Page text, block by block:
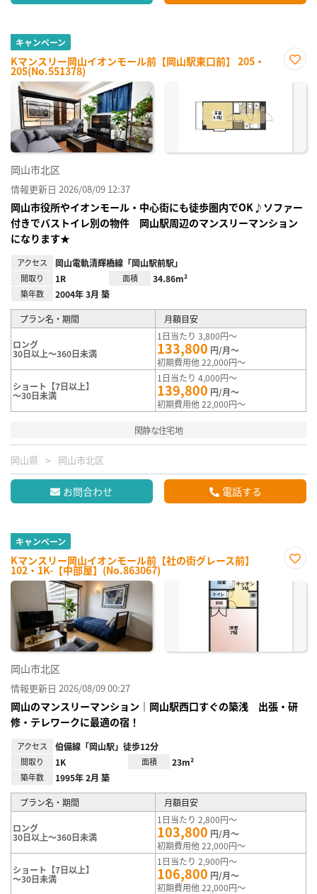
キャンペーン
Kマンスリー岡山イオンモール前【岡山駅東口前】 205・
205(No.551378)
に入
岡山市北区
情報更新日 2026/08/09 12:37
岡山市役所やイオンモール・中心街にも徒歩圏内でOK♪ソファー
付きでバストイレ別の物件 岡山駅周辺のマンスリーマンション
になります★
アクセス 岡山電軌清輝橋線「岡山駅前駅」
間取り 1R 面積 34.86m²
築年数 2004年 3月 築
プラン名・期間 月額目安
ロング
30日以上～360日未満
1日当たり 3,800円～
133,800 円/月～
初期費用他 22,000円～
ショート【7日以上】
～30日未満
1日当たり 4,000円～
139,800 円/月～
初期費用他 22,000円～
閑静な住宅地
岡山県 岡山市北区
お問合わせ 電話する
キャンペーン
Kマンスリー岡山イオンモール前【社の街グレース前】
102・1K-【中部屋】(No.863067)
に入
岡山市北区
情報更新日 2026/08/09 00:27
岡山のマンスリーマンション｜岡山駅西口すぐの築浅 出張・研
修・テレワークに最適の宿！
アクセス 伯備線「岡山駅」徒歩12分
間取り 1K 面積 23m²
築年数 1995年 2月 築
プラン名・期間 月額目安
ロング
30日以上～360日未満
1日当たり 2,800円～
103,800 円/月～
初期費用他 22,000円～
ショート【7日以上】
～30日未満
1日当たり 2,900円～
106,800 円/月～
初期費用他 22,000円～